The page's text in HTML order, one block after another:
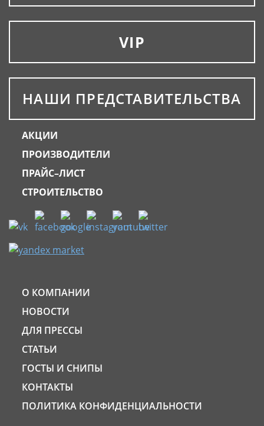
VIP
НАШИ ПРЕДСТАВИТЕЛЬСТВА
АКЦИИ
ПРОИЗВОДИТЕЛИ
ПРАЙС–ЛИСТ
СТРОИТЕЛЬСТВО
О КОМПАНИИ
НОВОСТИ
ДЛЯ ПРЕССЫ
СТАТЬИ
ГОСТЫ И СНИПЫ
КОНТАКТЫ
ПОЛИТИКА КОНФИДЕНЦИАЛЬНОСТИ